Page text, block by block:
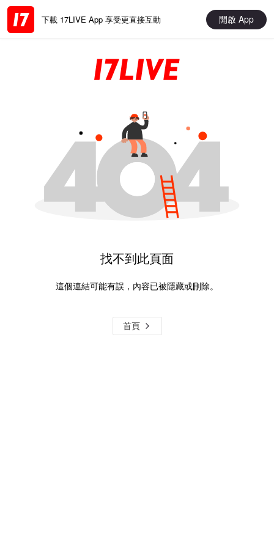
下載 17LIVE App 享受更直接互動 開啟 App
找不到此頁面
這個連結可能有誤，內容已被隱藏或刪除。
首頁